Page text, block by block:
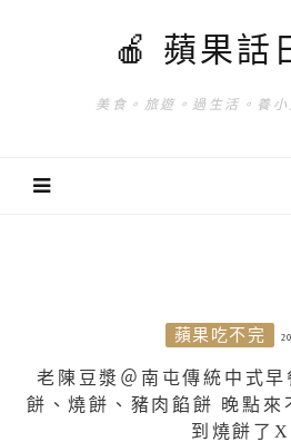
🍎 蘋果話
美食。旅遊。過生活。養
蘋果吃不完
老陳豆漿＠南屯傳統中式
餅、燒餅、豬肉餡餅 晚點來
到燒餅了